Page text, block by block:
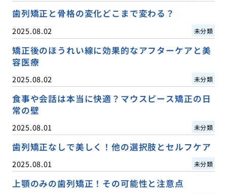
歯列矯正と骨格の変化どこまで変わる？
2025.08.02 未分類
矯正後のほうれい線に効果的なアフターケアと美
容医療
2025.08.02 未分類
食事や会話は本当に快適？マウスピース矯正の日
常の壁
2025.08.01 未分類
歯列矯正なしで美しく！他の選択肢とセルフケア
2025.08.01 未分類
上顎のみの歯列矯正！その可能性と注意点